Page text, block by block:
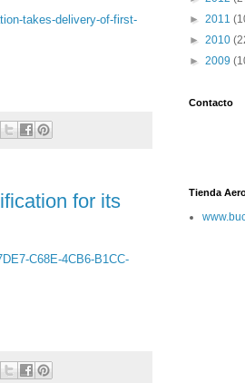
takes-delivery-of-first-
for its
C68E-4CB6-B1CC-
► 2011
► 2010
► 2009
Contacto
Tienda